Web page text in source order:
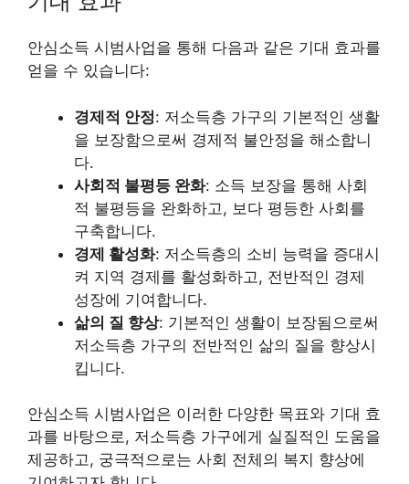
안심소득 시범사업을 통해 다음과 같은 기대 효과를
얻을 수 있습니다:
경제적 안정: 저소득층 가구의 기본적인 생활
을 보장함으로써 경제적 불안정을 해소합니
다.
사회적 불평등 완화: 소득 보장을 통해 사회
적 불평등을 완화하고, 보다 평등한 사회를
구축합니다.
경제 활성화: 저소득층의 소비 능력을 증대시
켜 지역 경제를 활성화하고, 전반적인 경제
성장에 기여합니다.
삶의 질 향상: 기본적인 생활이 보장됨으로써
저소득층 가구의 전반적인 삶의 질을 향상시
킵니다.
안심소득 시범사업은 이러한 다양한 목표와 기대 효
과를 바탕으로, 저소득층 가구에게 실질적인 도움을
제공하고, 궁극적으로는 사회 전체의 복지 향상에